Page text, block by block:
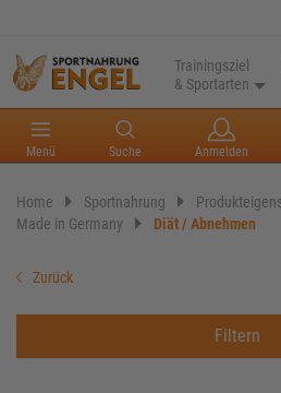
Trainingsziel
& Sportarten
Menü Suche Anmelden
Home Sportnahrung
Made in Germany
Diät / Abnehmen
Zurück
Filtern